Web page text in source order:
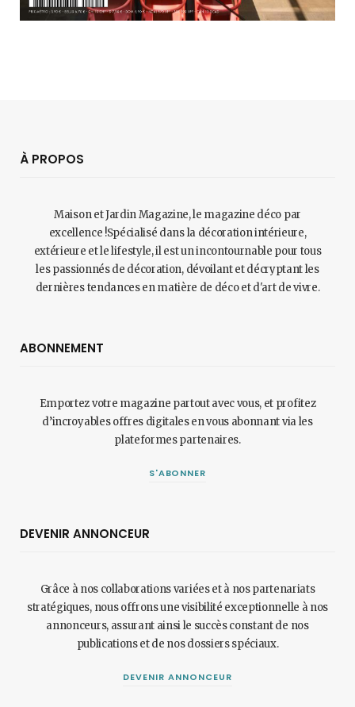
À PROPOS
Maison et Jardin Magazine, le magazine déco par
excellence !Spécialisé dans la décoration intérieure,
extérieure et le lifestyle, il est un incontournable pour tous
les passionnés de décoration, dévoilant et décryptant les
dernières tendances en matière de déco et d'art de vivre.
ABONNEMENT
Emportez votre magazine partout avec vous, et profitez
d’incroyables offres digitales en vous abonnant via les
plateformes partenaires.
S'ABONNER
DEVENIR ANNONCEUR
Grâce à nos collaborations variées et à nos partenariats
stratégiques, nous offrons une visibilité exceptionnelle à nos
annonceurs, assurant ainsi le succès constant de nos
publications et de nos dossiers spéciaux.
DEVENIR ANNONCEUR